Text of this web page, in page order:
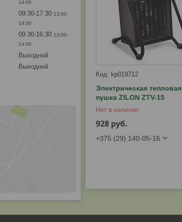
kp019712
Электрическая тепловая
пушка ZILON ZTV-15
Нет в наличии
928 руб.
+375 (29) 140-05-16
14:00
09:30-17:30 13:00-
14:00
09:30-16:30 13:00-
14:00
Выходной
Выходной